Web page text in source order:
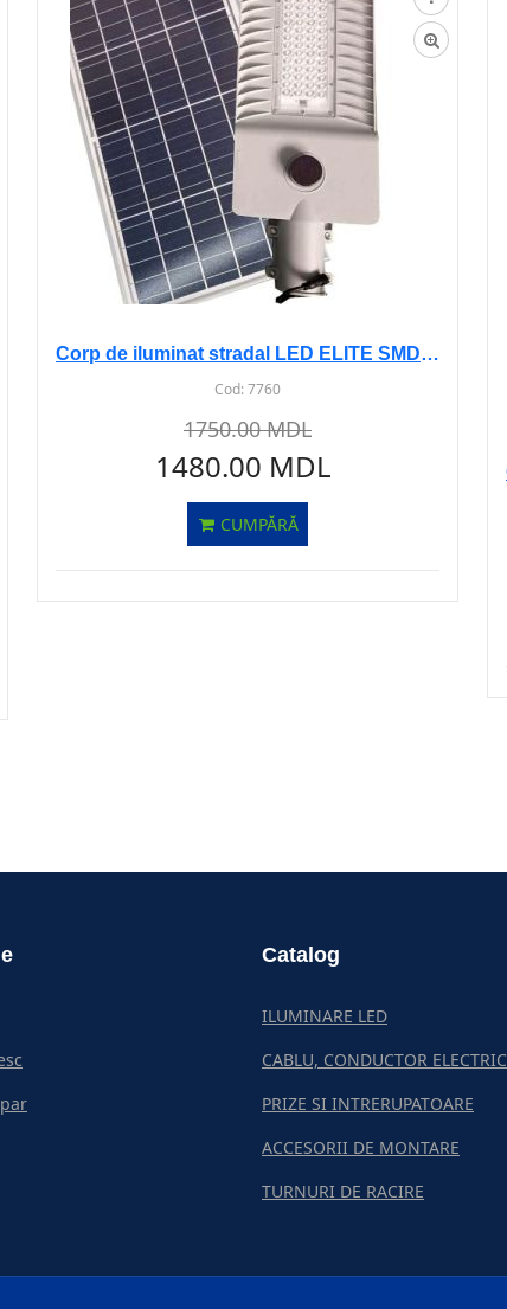
Corp de iluminat stradal LED ELITE SMD 60W 6500K LM-101-1 sur
Cod:7760
1750.00 MDL
1480.00 MDL
CUMPĂRĂ
Catalog
ILUMINARE LED
CABLU, CONDUCTOR ELECTRIC
PRIZE SI INTRERUPATOARE
ACCESORII DE MONTARE
TURNURI DE RACIRE